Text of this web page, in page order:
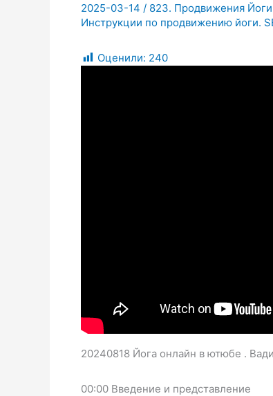
2025-03-14 / 823. Продвижения
Инструкции по продвижению йоги.
Оценили: 240
20240818 Йога онлайн в ютюбе .
00:00 Введение и представление